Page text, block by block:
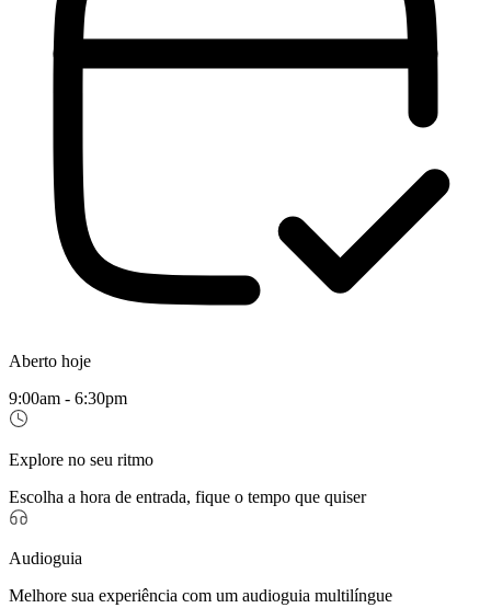
Aberto hoje
9:00am - 6:30pm
Explore no seu ritmo
Escolha a hora de entrada, fique o tempo que quiser
Audioguia
Melhore sua experiência com um audioguia multilíngue